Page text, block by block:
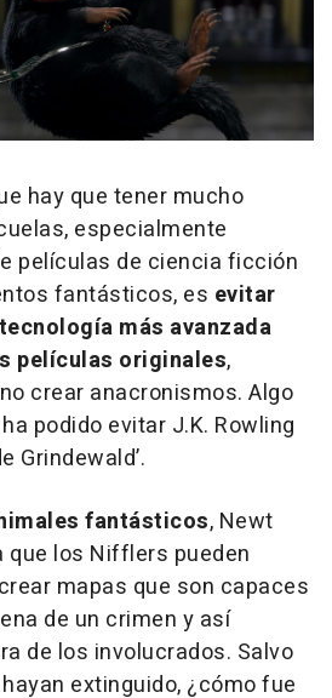
hay que tener mucho
especialmente
películas de ciencia ficción
fantásticos, es evitar
más avanzada
películas originales,
crear anacronismos. Algo
podido evitar J.K. Rowling
Grindewald’.
fantásticos, Newt
que los Nifflers pueden
mapas que son capaces
de un crimen y así
de los involucrados. Salvo
extinguido, ¿cómo fue